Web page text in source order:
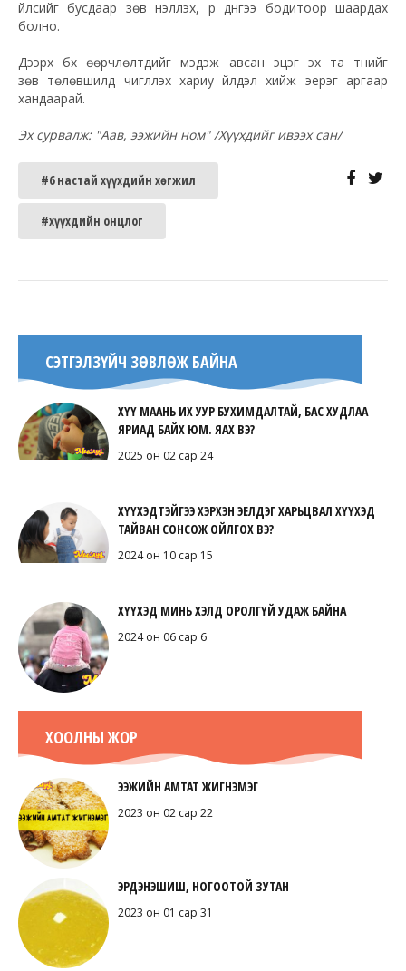
үйлсийг бусдаар зөв үнэлүүлэх, үр дүнгээ бодитоор шаардах
болно.
Дээрх бүх өөрчлөлтүүдийг мэдэж авсан эцэг эх та түүнийг
зөв төлөвшилд чиглүүлэх хариу үйлдэл хийж эерэг аргаар
хандаарай.
Эх сурвалж: "Аав, ээжийн ном" /Хүүхдийг ивээх сан/
#6 настай хүүхдийн хөгжил
#хүүхдийн онцлог
СЭТГЭЛЗҮЙЧ ЗӨВЛӨЖ БАЙНА
ХҮҮ МААНЬ ИХ УУР БУХИМДАЛТАЙ, БАС ХУДЛАА
ЯРИАД БАЙХ ЮМ. ЯАХ ВЭ?
2025 он 02 сар 24
ХҮҮХЭДТЭЙГЭЭ ХЭРХЭН ЭЕЛДЭГ ХАРЬЦВАЛ ХҮҮХЭД
ТАЙВАН СОНСОЖ ОЙЛГОХ ВЭ?
2024 он 10 сар 15
ХҮҮХЭД МИНЬ ХЭЛД ОРОЛГҮЙ УДАЖ БАЙНА
2024 он 06 сар 6
ХООЛНЫ ЖОР
ЭЭЖИЙН АМТАТ ЖИГНЭМЭГ
2023 он 02 сар 22
ЭРДЭНЭШИШ, НОГООТОЙ ЗУТАН
2023 он 01 сар 31